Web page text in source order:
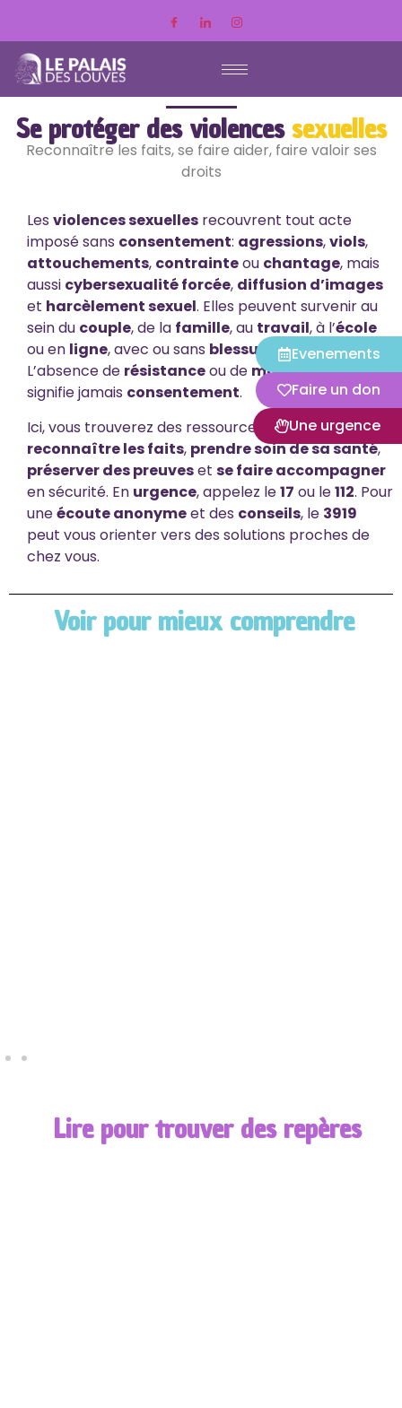
Se protéger des violencessexuelles
Reconnaître les faits, se faire aider, faire valoir ses
droits
Les violences sexuelles recouvrent tout acte
imposé sans consentement: agressions,viols,
attouchements, contrainteou chantage, mais
aussi cybersexualité forcée, diffusion d’images
et harcèlement sexuel. Elles peuvent survenir au
sein du couple, de la famille, au travail, à l’école
ou en ligne, avec ou sans blessures visibles.
L’absence de résistanceou de marquesne
signifie jamais consentement.
Ici, vous trouverez des ressources pour
reconnaître les faits, prendre soin de sa santé,
préserver des preuveset se faire accompagner
en sécurité. En urgence, appelez le17 ou le112. Pour
uneécoute anonymeet des conseils, le 3919
peut vous orienter vers des solutions proches de
chez vous.
Voir pour mieux comprendre
Lire pour trouver des repères
Evenements
Faire un don
Une urgence